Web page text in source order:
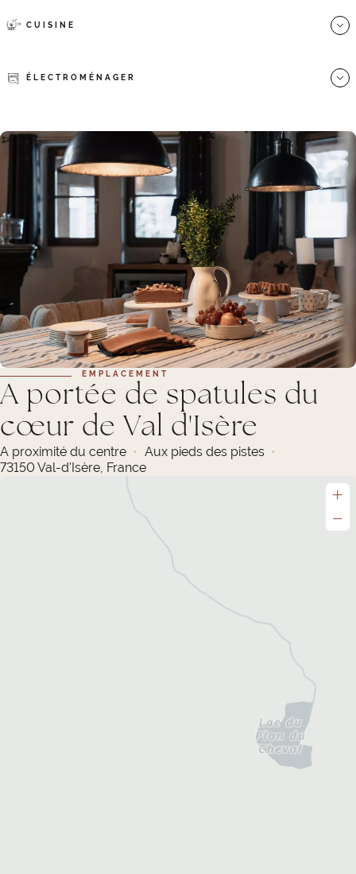
CUISINE
ÉLECTROMÉNAGER
EMPLACEMENT
A portée de spatules du
cœur de Val d'Isère
A proximité du centre
Aux pieds des pistes
73150 Val-d'Isère, France